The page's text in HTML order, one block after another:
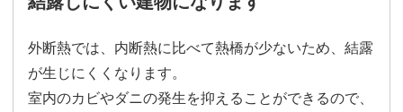
外断熱では、内断熱に比べて熱橋が少ないため、結露
が生じにくくなります。
室内のカビやダニの発生を抑えることができるので、